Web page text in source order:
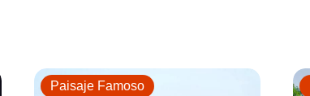
Paisaje Famoso